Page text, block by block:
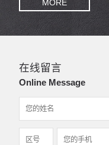
MORE
在线留言
Online Message